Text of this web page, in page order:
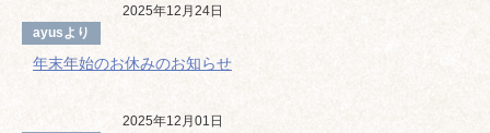
ayusより
2025年12月24日
年末年始のお休みのお知らせ
2025年12月01日